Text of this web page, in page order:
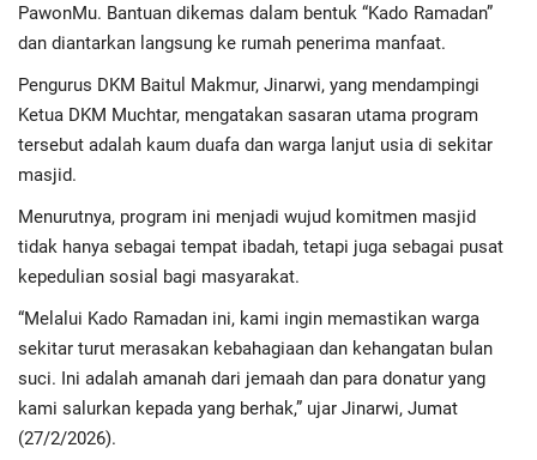
Internasional
Advertorial
Monologis TV
Kopilogis
PawonMu. Bantuan dikemas dalam bentuk “Kado Ramadan”
dan diantarkan langsung ke rumah penerima manfaat.
Pengurus DKM Baitul Makmur, Jinarwi, yang mendampingi
Ketua DKM Muchtar, mengatakan sasaran utama program
tersebut adalah kaum duafa dan warga lanjut usia di sekitar
masjid.
Menurutnya, program ini menjadi wujud komitmen masjid
tidak hanya sebagai tempat ibadah, tetapi juga sebagai pusat
kepedulian sosial bagi masyarakat.
“Melalui Kado Ramadan ini, kami ingin memastikan warga
sekitar turut merasakan kebahagiaan dan kehangatan bulan
suci. Ini adalah amanah dari jemaah dan para donatur yang
kami salurkan kepada yang berhak,” ujar Jinarwi, Jumat
(27/2/2026).